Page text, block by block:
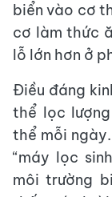
biển vào cơ
cơ làm thức
lỗ lớn hơn ở
Điều đáng
thể lọc
thể mỗi
“máy lọc
môi trường